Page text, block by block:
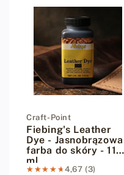
Dostawca:
Craft-Point
Fiebing's Leather
Dye - Jasnobrązowa
farba do skóry - 118
ml
★★★★★
★★★★★4,67 (3)